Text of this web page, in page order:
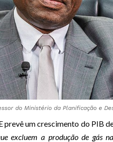
do Ministério da Planificação e
prevê um crescimento do PIB
excluem a produção de gás